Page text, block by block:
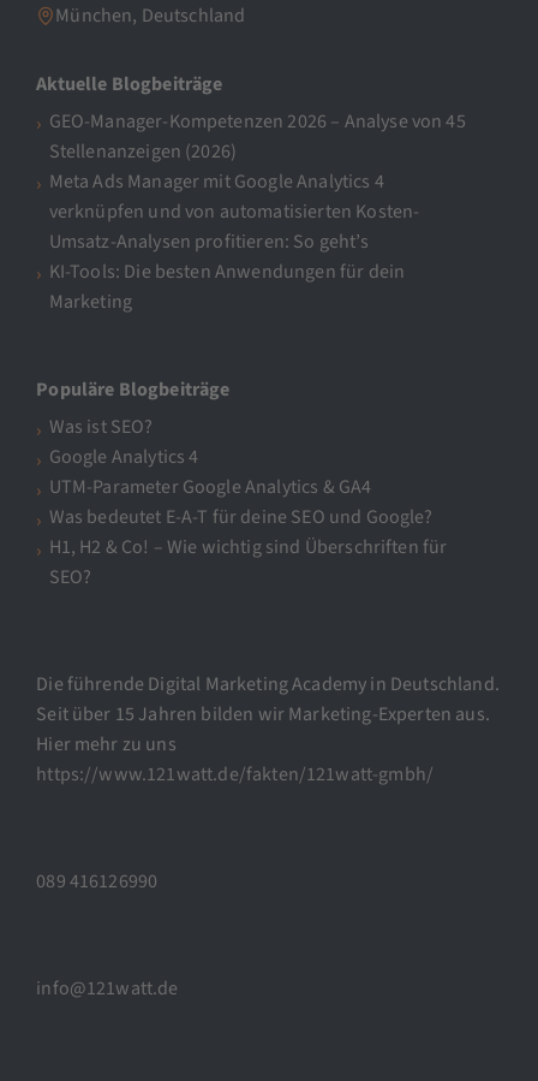
München, Deutschland
Aktuelle Blogbeiträge
GEO-Manager-Kompetenzen 2026 – Analyse von 45
Stellenanzeigen (2026)
Meta Ads Manager mit Google Analytics 4
verknüpfen und von automatisierten Kosten-
Umsatz-Analysen profitieren: So geht’s
KI-Tools: Die besten Anwendungen für dein
Marketing
Populäre Blogbeiträge
Was ist SEO?
Google Analytics 4
UTM-Parameter Google Analytics & GA4
Was bedeutet E-A-T für deine SEO und Google?
H1, H2 & Co! – Wie wichtig sind Überschriften für
SEO?
Die führende Digital Marketing Academy in Deutschland.
Seit über 15 Jahren bilden wir Marketing-Experten aus.
Hier mehr zu uns
https://www.121watt.de/fakten/121watt-gmbh/
089 416126990
info@121watt.de